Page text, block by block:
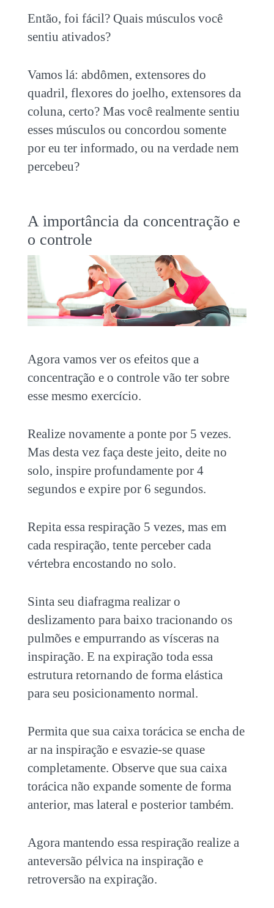
Então, foi fácil? Quais músculos você
sentiu ativados?
Vamos lá: abdômen, extensores do
quadril, flexores do joelho, extensores da
coluna, certo? Mas você realmente sentiu
esses músculos ou concordou somente
por eu ter informado, ou na verdade nem
percebeu?
A importância da concentração e
o controle
Agora vamos ver os efeitos que a
concentração e o controle vão ter sobre
esse mesmo exercício.
Realize novamente a ponte por 5 vezes.
Mas desta vez faça deste jeito, deite no
solo, inspire profundamente por 4
segundos e expire por 6 segundos.
Repita essa respiração 5 vezes, mas em
cada respiração, tente perceber cada
vértebra encostando no solo.
Sinta seu diafragma realizar o
deslizamento para baixo tracionando os
pulmões e empurrando as vísceras na
inspiração. E na expiração toda essa
estrutura retornando de forma elástica
para seu posicionamento normal.
Permita que sua caixa torácica se encha de
ar na inspiração e esvazie-se quase
completamente. Observe que sua caixa
torácica não expande somente de forma
anterior, mas lateral e posterior também.
Agora mantendo essa respiração realize a
anteversão pélvica na inspiração e
retroversão na expiração.